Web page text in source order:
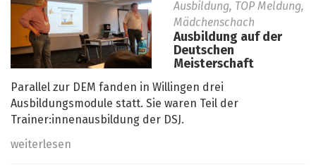
Ausbildung, TOP Meldung,
Mädchenschach
Ausbildung auf der
Deutschen
Meisterschaft
Parallel zur DEM fanden in Willingen drei
Ausbildungsmodule statt. Sie waren Teil der
Trainer:innenausbildung der DSJ.
weiterlesen